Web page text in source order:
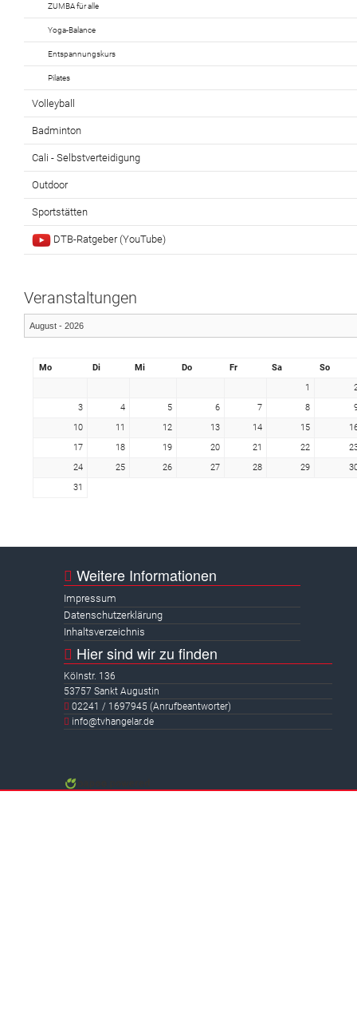
ZUMBA für alle
Yoga-Balance
Entspannungskurs
Pilates
Volleyball
Badminton
Cali - Selbstverteidigung
Outdoor
Sportstätten
DTB-Ratgeber (YouTube)
Veranstaltungen
Mo Di Mi Do Fr Sa
So
1
3
4 5 6 7 8
10
11 12 13 14 15
17
18 19 20 21 22
24
25 26 27 28 29
31
Weitere Informationen
Impressum
Datenschutzerklärung
Inhaltsverzeichnis
Hier sind wir zu finden
Kölnstr. 136
53757 Sankt Augustin
02241 / 1697945 (Anrufbeantworter)
info@tvhangelar.de